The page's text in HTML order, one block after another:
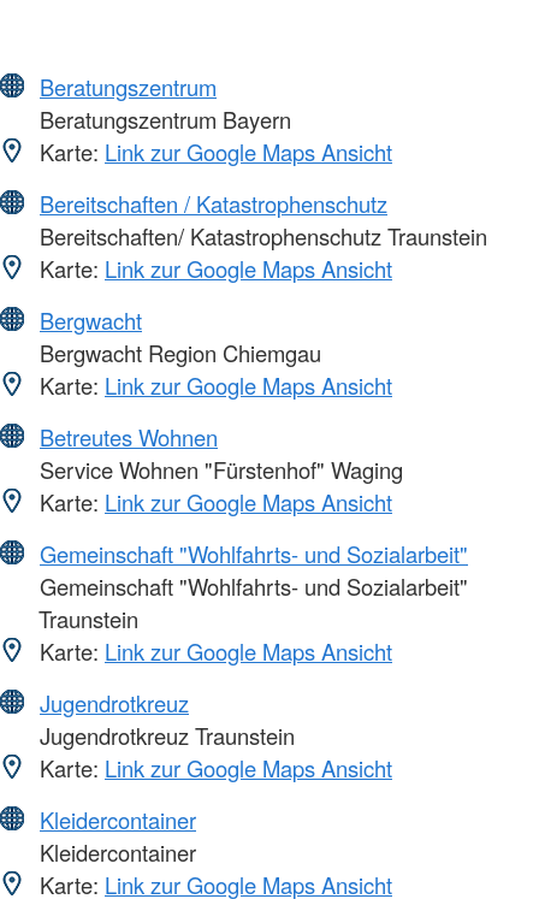
Beratungszentrum
Beratungszentrum Bayern
Karte: Link zur Google Maps Ansicht
Bereitschaften / Katastrophenschutz
Bereitschaften/ Katastrophenschutz Traunstein
Karte: Link zur Google Maps Ansicht
Bergwacht
Bergwacht Region Chiemgau
Karte: Link zur Google Maps Ansicht
Betreutes Wohnen
Service Wohnen "Fürstenhof" Waging
Karte: Link zur Google Maps Ansicht
Gemeinschaft "Wohlfahrts- und Sozialarbeit"
Gemeinschaft "Wohlfahrts- und Sozialarbeit"
Traunstein
Karte: Link zur Google Maps Ansicht
Jugendrotkreuz
Jugendrotkreuz Traunstein
Karte: Link zur Google Maps Ansicht
Kleidercontainer
Kleidercontainer
Karte: Link zur Google Maps Ansicht